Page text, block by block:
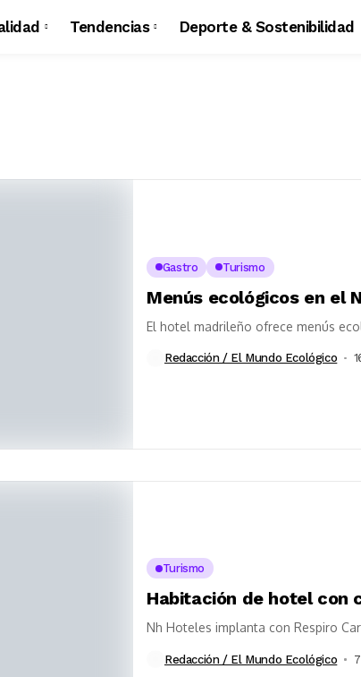
Tendencias Deporte & Sostenibilidad
Gastro Turismo
Menús ecológicos en el
El hotel madrileño ofrece menús
Redacción / El Mundo Ecológico
Turismo
Habitación de hotel con
Nh Hoteles implanta con Respiro
Redacción / El Mundo Ecológico